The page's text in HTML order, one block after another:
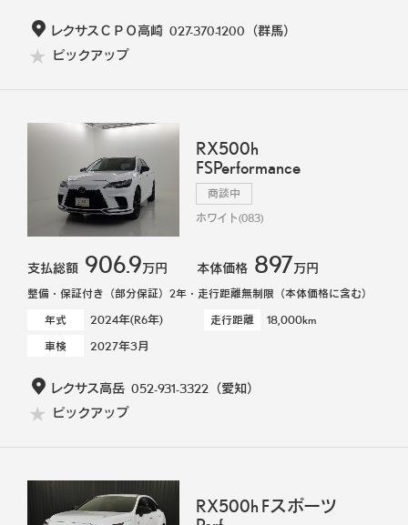
レクサスＣＰＯ高崎 027-370-1200 （群馬）
ピックアップ
RX500h
FSPerformance
商談中
ホワイト(083)
支払総額 906.9万円 本体価格 897万円
整備・保証付き（部分保証）2年・走行距離無制限（本体価格に含む）
年式
2024年(R6年) 走行距離 18,000km
車検 2027年3月
レクサス高岳 052-931-3322 （愛知）
ピックアップ
RX500h Fスポーツ